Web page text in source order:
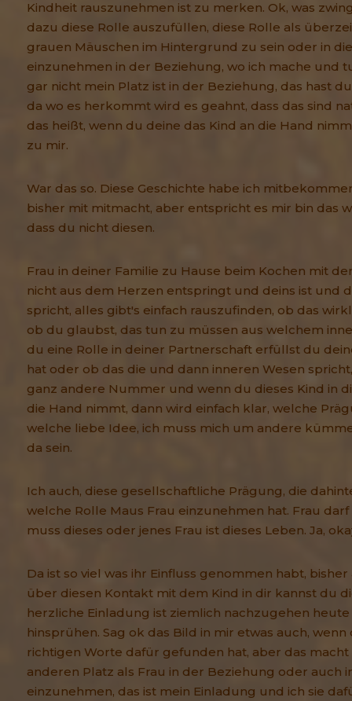
Kindheit rauszunehmen ist zu merken. Ok, was
dazu diese Rolle auszufüllen, diese Rolle als
grauen Mäuschen im Hintergrund zu sein oder in
einzunehmen in der Beziehung, wo ich mache und
gar nicht mein Platz ist in der Beziehung, das hast
da wo es herkommt wird es geahnt, dass das sind
das heißt, wenn du deine das Kind an die Hand
zu mir.
War das so. Diese Geschichte habe ich
bisher mit mitmacht, aber entspricht es mir bin das
dass du nicht diesen.
Frau in deiner Familie zu Hause beim Kochen mit
nicht aus dem Herzen entspringt und deins ist und
spricht, alles gibt's einfach rauszufinden, ob das
ob du glaubst, das tun zu müssen aus welchem
du eine Rolle in deiner Partnerschaft erfüllst du
hat oder ob das die und dann inneren Wesen
ganz andere Nummer und wenn du dieses Kind in
die Hand nimmt, dann wird einfach klar, welche
welche liebe Idee, ich muss mich um andere
da sein.
Ich auch, diese gesellschaftliche Prägung, die
welche Rolle Maus Frau einzunehmen hat. Frau
muss dieses oder jenes Frau ist dieses Leben. Ja,
Da ist so viel was ihr Einfluss genommen habt,
über diesen Kontakt mit dem Kind in dir kannst du
herzliche Einladung ist ziemlich nachzugehen
hinsprühen. Sag ok das Bild in mir etwas auch,
richtigen Worte dafür gefunden hat, aber das macht
anderen Platz als Frau in der Beziehung oder auch
einzunehmen, das ist mein Einladung und ich sie